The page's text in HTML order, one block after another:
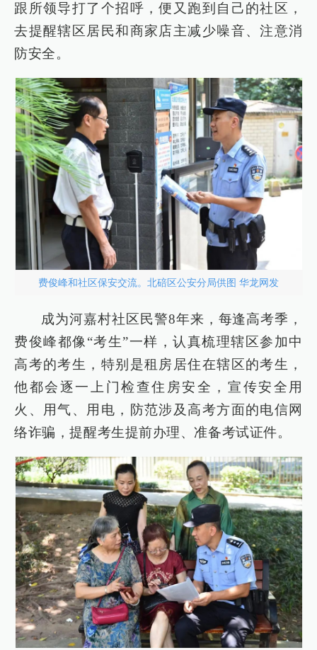
跟所领导打了个招呼，便又跑到自己的社区，
去提醒辖区居民和商家店主减少噪音、注意消
防安全。
费俊峰和社区保安交流。北碚区公安分局供图 华龙网发
成为河嘉村社区民警8年来，每逢高考季，
费俊峰都像“考生”一样，认真梳理辖区参加中
高考的考生，特别是租房居住在辖区的考生，
他都会逐一上门检查住房安全，宣传安全用
火、用气、用电，防范涉及高考方面的电信网
络诈骗，提醒考生提前办理、准备考试证件。